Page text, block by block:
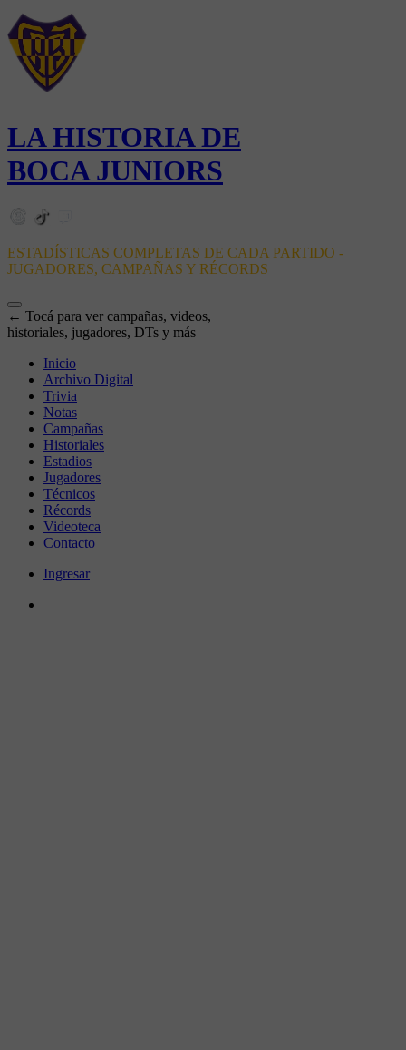
LA HISTORIA DE
BOCA JUNIORS
ESTADÍSTICAS COMPLETAS DE CADA PARTIDO -
JUGADORES, CAMPAÑAS Y RÉCORDS
← Tocá para ver campañas, videos,
historiales, jugadores, DTs y más
Inicio
Archivo Digital
Trivia
Notas
Campañas
Historiales
Estadios
Jugadores
Técnicos
Récords
Videoteca
Contacto
Ingresar